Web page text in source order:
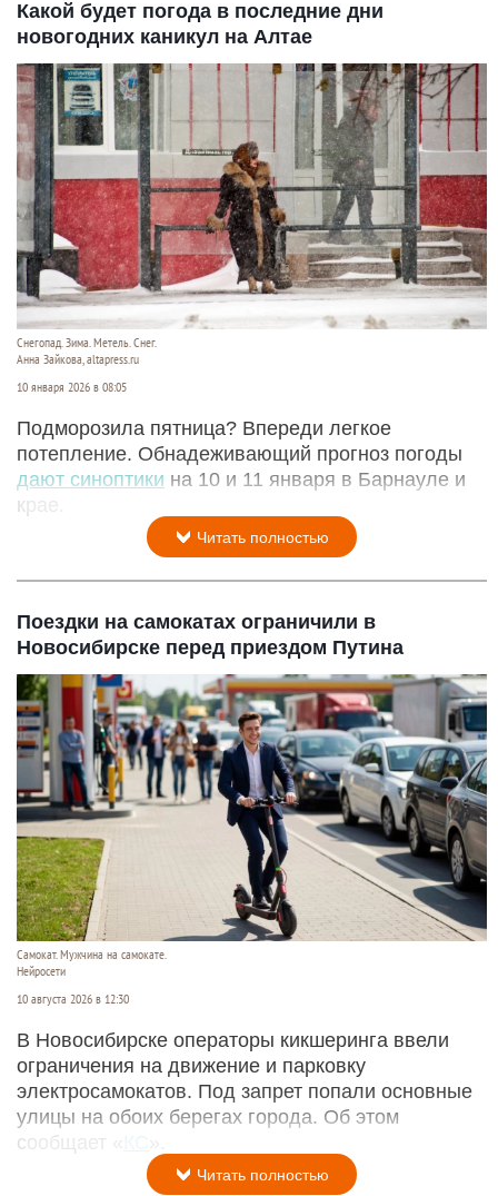
Какой будет погода в последние дни
новогодних каникул на Алтае
Снегопад. Зима. Метель. Снег.
Анна Зайкова, altapress.ru
10 января 2026 в 08:05
Подморозила пятница? Впереди легкое
потепление. Обнадеживающий прогноз погоды
дают синоптики на 10 и 11 января в Барнауле и
крае.
Читать полностью
Поездки на самокатах ограничили в
Новосибирске перед приездом Путина
Самокат. Мужчина на самокате.
Нейросети
10 августа 2026 в 12:30
В Новосибирске операторы кикшеринга ввели
ограничения на движение и парковку
электросамокатов. Под запрет попали основные
улицы на обоих берегах города. Об этом
сообщает « КС
Читать полностью